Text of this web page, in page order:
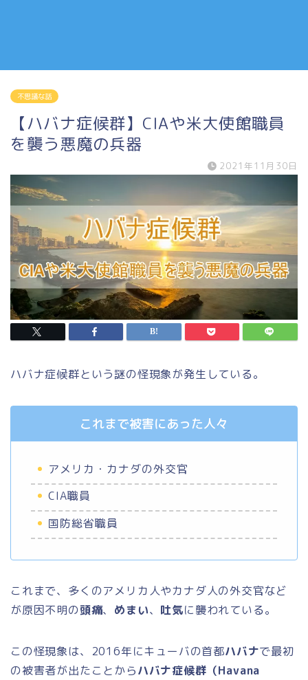
不思議な話
【ハバナ症候群】CIAや米大使館職員
を襲う悪魔の兵器
2021年11月30日
ハバナ症候群という謎の怪現象が発生している。
これまで被害にあった人々
アメリカ・カナダの外交官
CIA職員
国防総省職員
これまで、多くのアメリカ人やカナダ人の外交官など
が原因不明の頭痛、 めまい、 吐気に襲われている。
この怪現象は、2016年にキューバの首都ハバナで最初
の被害者が出たことからハバナ症候群（Havana